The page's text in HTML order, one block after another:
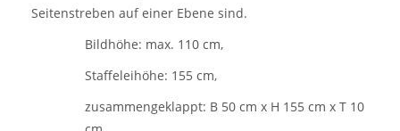
Seitenstreben auf einer Ebene sind.
Bildhöhe: max. 110 cm,
Staffeleihöhe: 155 cm,
zusammengeklappt: B 50 cm x H 155 cm x T 10